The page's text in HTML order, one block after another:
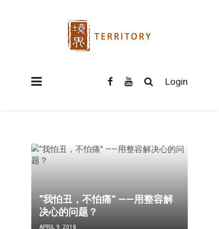
Login
“我怕丑，不怕痛” ——用整容解
决心的问题？
APRIL 9, 2018